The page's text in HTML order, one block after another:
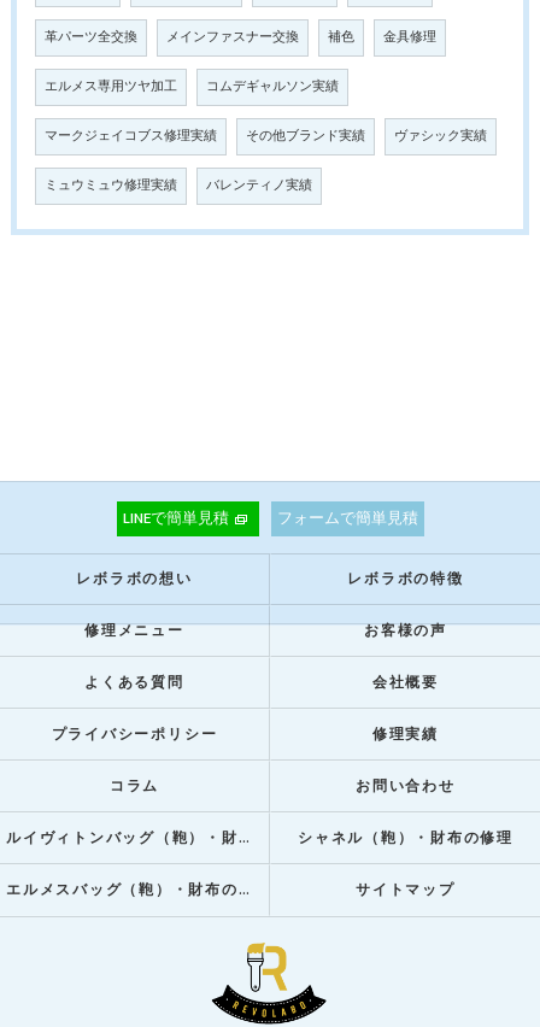
革パーツ全交換 メインファスナー交換 補色 金具修理
エルメス専用ツヤ加工 コムデギャルソン実績
マークジェイコブス修理実績 その他ブランド実績 ヴァシック実績
ミュウミュウ修理実績 バレンティノ実績
LINEで簡単見積 フォームで簡単見積
レボラボの想い レボラボの特徴
修理メニュー お客様の声
よくある質問 会社概要
プライバシーポリシー 修理実績
コラム お問い合わせ
ルイヴィトンバッグ（鞄）・財布の修理 シャネル（鞄）・財布の修理
エルメスバッグ（鞄）・財布の修理 サイトマップ